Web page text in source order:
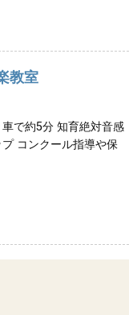
教室
で約5分 知育絶対音感
コンクール指導や保